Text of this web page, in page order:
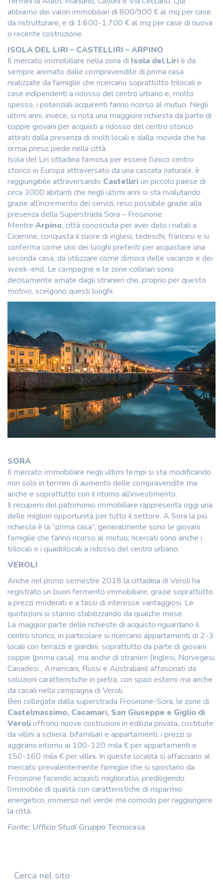
abbiamo dei valori immobiliari di 800/900 € al mq per case
da ristrutturare, e di 1.600-1.700 € al mq per case di nuova
o recente costruzione.
ISOLA DEL LIRI – CASTELLIRI – ARPINO
Il mercato immobiliare nella zona di Isola del Liriè da
sempre animato dalle compravendite di prima casa
realizzate da famiglie che ricercano soprattutto trilocali e
case indipendenti a ridosso del centro urbano e, molto
spesso, i potenziali acquirenti fanno ricorso al mutuo. Negli
ultimi anni, invece, si nota una maggiore richiesta da parte di
coppie giovani per acquisti a ridosso del centro storico
attirati dalla presenza di molti locali e dalla movida che ha
ormai preso piede nella città.
Isola del Liri cittadina famosa per essere l’unico centro
storico in Europa attraversato da una cascata naturale, è
raggiungibile attraversando Castelliriun piccolo paese di
circa 3000 abitanti che negli ultimi anni si sta rivalutando
grazie all’incremento dei servizi, reso possibile grazie alla
presenza della Superstrada Sora – Frosinone.
Mentre Arpino, città conosciuta per aver dato i natali a
Cicerone, conquista il cuore di inglesi, tedeschi, francesi e si
conferma come uno dei luoghi preferiti per acquistare una
seconda casa, da utilizzare come dimora delle vacanze e dei
week-end. Le campagne e le zone collinari sono
decisamente amate dagli stranieri che, proprio per questo
motivo, scelgono questi luoghi.
SORA
Il mercato immobiliare negli ultimi tempi si sta modificando
non solo in termini di aumento delle compravendite ma
anche e soprattutto con il ritorno all’investimento.
Il recupero del patrimonio immobiliare rappresenta oggi una
delle migliori opportunità per tutto il settore. A Sora la più
richiesta è la “prima casa”, generalmente sono le giovani
famiglie che fanno ricorso al mutuo; ricercati sono anche i
trilocali e i quadrilocali a ridosso del centro urbano.
VEROLI
Anche nel primo semestre 2018 la cittadina di Veroli ha
registrato un buon fermento immobiliare, grazie soprattutto
a prezzi moderati e a tassi di interesse vantaggiosi. Le
quotazioni si stanno stabilizzando da qualche mese.
La maggior parte delle richieste di acquisto riguardano il
centro storico, in particolare si ricercano appartamenti di 2-3
locali con terrazzi e giardini, soprattutto da parte di giovani
coppie (prima casa), ma anche di stranieri (Inglesi, Norvegesi,
Canadesi , Americani, Russi e Australiani) affascinati da
soluzioni caratteristiche in pietra, con spazi esterni ma anche
da casali nella campagna di Veroli.
Ben collegate dalla superstrada Frosinone-Sora, le zone di
Castelmassimo, Casamari, San Giuseppe e Giglio di
Verolioffrono nuove costruzioni in edilizia privata, costituite
da villini a schiera, bifamiliari e appartamenti: i prezzi si
aggirano intorno ai 100-120 mila € per appartamenti e
150-160 mila € per villini. In queste località si affacciano al
mercato prevalentemente famiglie che si spostano da
Frosinone facendo acquisti migliorativi, prediligendo
l’immobile di qualità con caratteristiche di risparmio
energetico, immerso nel verde ma comodo per raggiungere
la città.
Fonte: Ufficio Studi Gruppo Tecnocasa
Cerca nel sito